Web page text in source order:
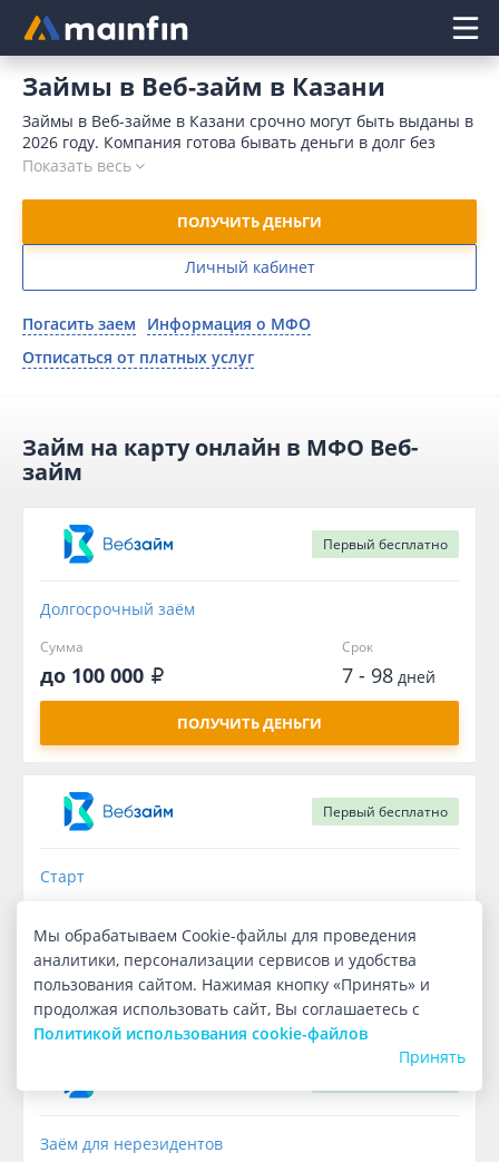
Главное меню
Займы в Веб-займ в Казани
Займы в Веб-займе в Казани срочно могут быть выданы в
2026 году. Компания готова бывать деньги в долг без
процентов с моментальным рассмотрением заявки при
соблюдение всех сроков.
Показать весь
ПОЛУЧИТЬ ДЕНЬГИ
Личный кабинет
Погасить заем
Информация о МФО
Отписаться от платных услуг
Займ на карту онлайн в МФО Веб-
займ
Первый бесплатно
Долгосрочный заём
Сумма
до 100 000
Срок
7 - 98дней
ПОЛУЧИТЬ ДЕНЬГИ
Первый бесплатно
Старт
до 30 000 1 - 14дней
ПОЛУЧИТЬ ДЕНЬГИ
Заём для нерезидентов
Мы обрабатываем Cookie-файлы для проведения
аналитики, персонализации сервисов и удобства
пользования сайтом. Нажимая кнопку «Принять» и
продолжая использовать сайт, Вы соглашаетесь с
Политикой использования cookie-файлов
Принять